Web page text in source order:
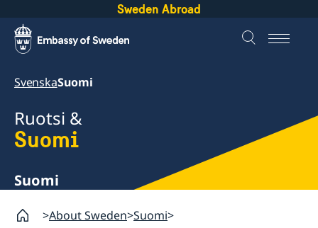
Sweden Abroad
SvenskaSuomi
Ruotsi &
Suomi
Suomi
About Sweden Suomi